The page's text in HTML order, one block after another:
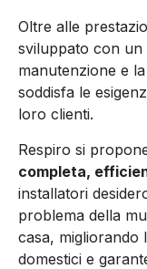
Oltre alle
sviluppato con un
manutenzione e
soddisfa le
loro clienti.
Respiro si
completa,
installatori
problema della
casa, migliorando
domestici e